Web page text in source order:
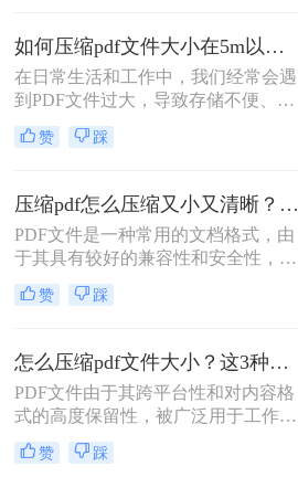
之增加，给存储、传输和分享带来不
便。那么PDF如何缩小文件大小呢？
本文将介绍几种方法来帮助您缩小
PDF文件的大小。
如何压缩pdf文件大小在5m以内？这3个方法可以实现！
在日常生活和工作中，我们经常会遇
到PDF文件过大，导致存储不便、传
输缓慢或无法满足特定平台上传要求
的问题。将PDF文件压缩至5MB以
高文件处理效率。那么如何压缩pdf文
件大小在5m以内呢？下面将为您介绍
几种简单有效的方法，帮助您轻松实
现PDF文件的压缩。
赞 踩
压缩pdf怎么压缩又小又清晰？看看这四种方法！
PDF文件是一种常用的文档格式，由
于其具有较好的兼容性和安全性，因
此被广泛应用于电子书、合同、报告
等场景。然而，由于PDF文件通常包
会占用大量的存储空间，导致传输速
度变慢和存储空间不足等问题。因
此，对PDF文件进行压缩是非常必要
的。下面将介绍压缩pdf怎么压缩又小
又清晰方法，帮助您在压缩PDF文件
时实现既小又清晰的目标。
赞 踩
怎么压缩pdf文件大小？这3种方法都非常好用！
PDF文件由于其跨平台性和对内容格
式的高度保留性，被广泛用于工作和
学习中。然而，有时我们可能会遇到
PDF文件过大，导致传输困难、存储
赞 踩